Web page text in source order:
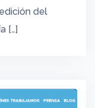
del
[…]